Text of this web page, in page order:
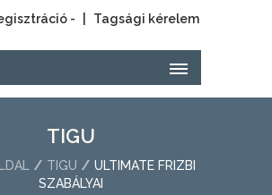
- Tagsági kérelem
TIGU
TIGU
ULTIMATE FRIZBI
SZABÁLYAI